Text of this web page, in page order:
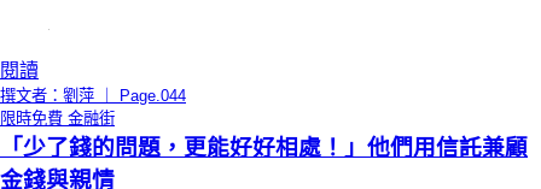
閱讀
撰文者：劉萍 ｜ Page.044
限時免費 金融街
「少了錢的問題，更能好好相處！」他們用信託兼顧
金錢與親情